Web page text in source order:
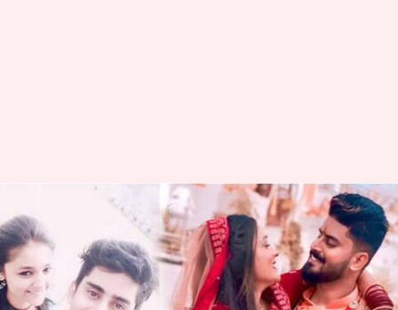
8 ஆண்டுகளாக கணவரை
'அண்ணா' என அழைத்த
பெண் - வைரல் வீடியோ
எழுதியவர் Siranjeevi Apr 14, 2023 07:11 pm